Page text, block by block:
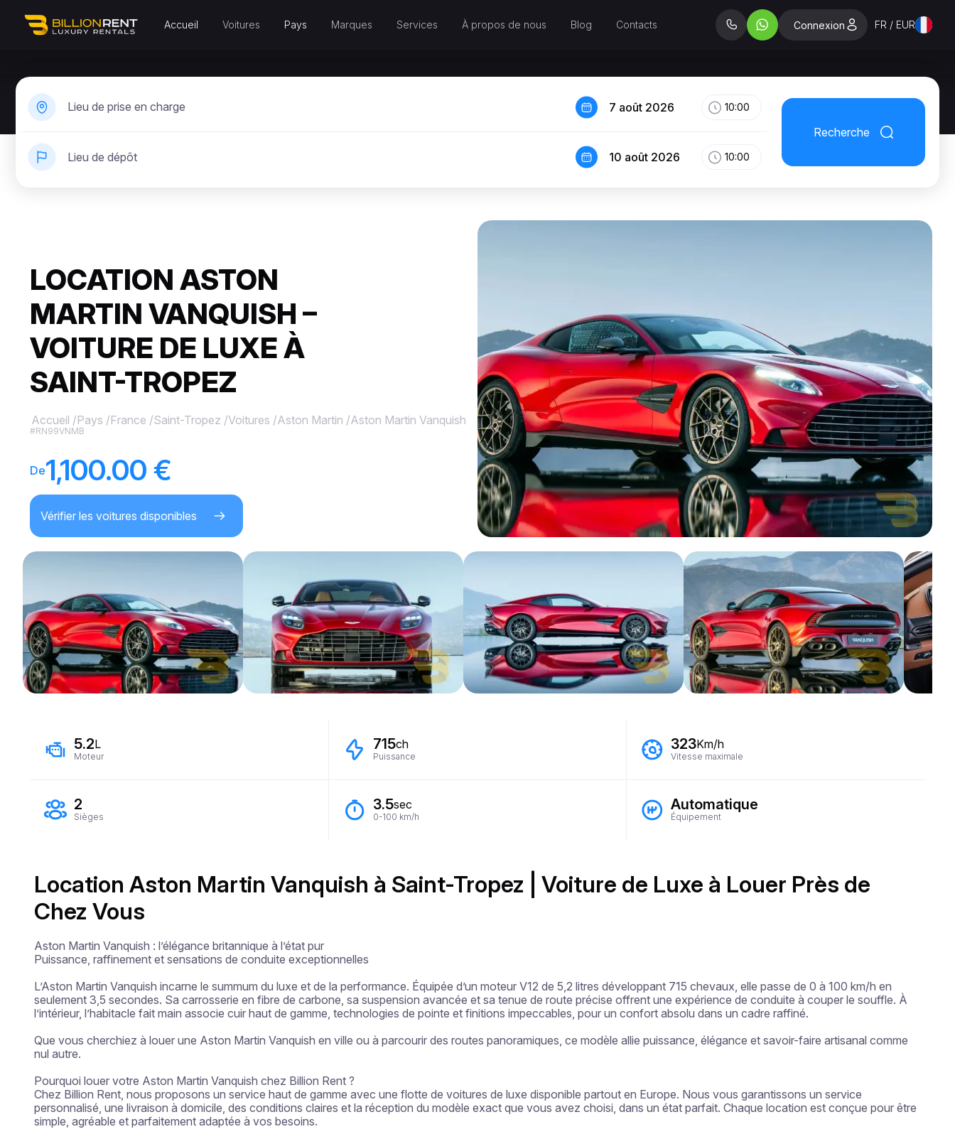
Accueil Voitures Pays Marques Services À propos de nous Blog Contacts Connexion FR / EUR
Lieu de prise en charge
Lieu de dépôt
7 août 2026 10:00
10 août 2026 10:00
Recherche
LOCATION ASTON
MARTIN VANQUISH –
VOITURE DE LUXE À
SAINT-TROPEZ
Accueil /Pays /France /Saint-Tropez /Voitures /Aston Martin /Aston Martin Vanquish
#RN99VNMB
De1,100.00 €
Vérifier les voitures disponibles
5.2L
Moteur
715ch
Puissance
323Km/h
Vitesse maximale
2
Sièges
3.5sec
0-100 km/h
Automatique
Équipement
Location Aston Martin Vanquish à Saint-Tropez | Voiture de Luxe à Louer Près de
Chez Vous
Aston Martin Vanquish : l’élégance britannique à l’état pur
Puissance, raffinement et sensations de conduite exceptionnelles
L’Aston Martin Vanquish incarne le summum du luxe et de la performance. Équipée d’un moteur V12 de 5,2 litres développant 715 chevaux, elle passe de 0 à 100 km/h en
seulement 3,5 secondes. Sa carrosserie en fibre de carbone, sa suspension avancée et sa tenue de route précise offrent une expérience de conduite à couper le souffle. À
l’intérieur, l’habitacle fait main associe cuir haut de gamme, technologies de pointe et finitions impeccables, pour un confort absolu dans un cadre raffiné.
Que vous cherchiez à louer une Aston Martin Vanquish en ville ou à parcourir des routes panoramiques, ce modèle allie puissance, élégance et savoir-faire artisanal comme
nul autre.
Pourquoi louer votre Aston Martin Vanquish chez Billion Rent ?
Chez Billion Rent, nous proposons un service haut de gamme avec une flotte de voitures de luxe disponible partout en Europe. Nous vous garantissons un service
personnalisé, une livraison à domicile, des conditions claires et la réception du modèle exact que vous avez choisi, dans un état parfait. Chaque location est conçue pour être
simple, agréable et parfaitement adaptée à vos besoins.